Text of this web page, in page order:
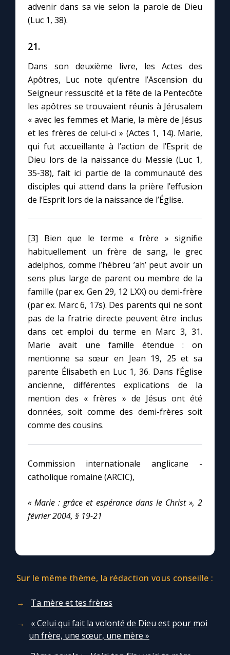
advenir dans sa vie selon la parole de Dieu
(Luc 1, 38).
21.
Dans son deuxième livre, les Actes des
Apôtres, Luc note qu’entre l’Ascension du
Seigneur ressuscité et la fête de la Pentecôte
les apôtres se trouvaient réunis à Jérusalem
« avec les femmes et Marie, la mère de Jésus
et les frères de celui-ci » (Actes 1, 14). Marie,
qui fut accueillante à l’action de l’Esprit de
Dieu lors de la naissance du Messie (Luc 1,
35-38), fait ici partie de la communauté des
disciples qui attend dans la prière l’effusion
de l’Esprit lors de la naissance de l’Église.
[3] Bien que le terme « frère » signifie
habituellement un frère de sang, le grec
adelphos, comme l’hébreu ’ah’ peut avoir un
sens plus large de parent ou membre de la
famille (par ex. Gen 29, 12 LXX) ou demi-frère
(par ex. Marc 6, 17s). Des parents qui ne sont
pas de la fratrie directe peuvent être inclus
dans cet emploi du terme en Marc 3, 31.
Marie avait une famille étendue : on
mentionne sa sœur en Jean 19, 25 et sa
parente Élisabeth en Luc 1, 36. Dans l’Église
ancienne, différentes explications de la
mention des « frères » de Jésus ont été
données, soit comme des demi-frères soit
comme des cousins.
Commission internationale anglicane -
catholique romaine (ARCIC),
« Marie : grâce et espérance dans le Christ », 2
février 2004, § 19-21
Sur le même thème, la rédaction vous conseille :
Ta mère et tes frères
« Celui qui fait la volonté de Dieu est pour moi
un frère, une sœur, une mère »